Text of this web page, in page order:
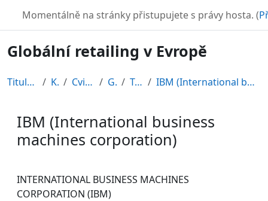
TURBO
Momentálně na stránky přistupujete s právy hosta. (
Globální retailing v Evropě
Titulní stránka Kurzy Cvičné kurzy GRE08 Topic 11 IBM (International business machines corporation)
IBM (International business
machines corporation)
INTERNATIONAL BUSINESS MACHINES
CORPORATION (IBM)